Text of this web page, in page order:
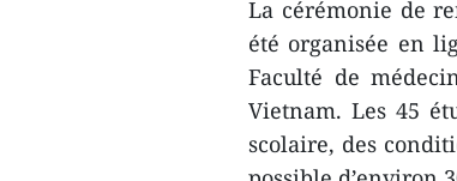
La cérémonie de
été organisée en
Faculté de
Vietnam. Les 45
scolaire, des